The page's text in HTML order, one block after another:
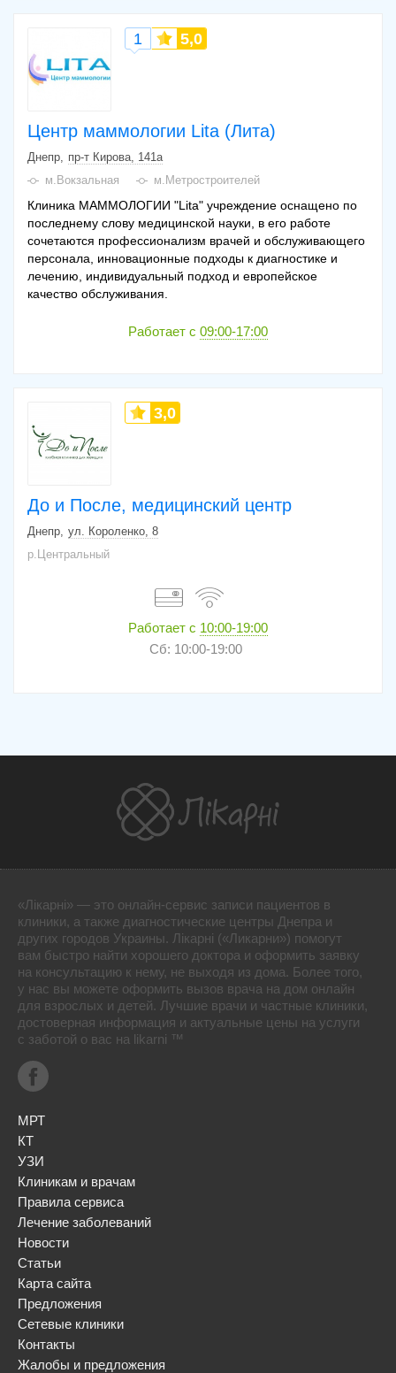
Центр маммологии Lita (Лита)
1 5,0
Днепр
пр-т Кирова, 141а
м.Вокзальная
м.Метростроителей
Клиника МАММОЛОГИИ "Lita" учреждение оснащено по
последнему слову медицинской науки, в его работе
сочетаются профессионализм врачей и обслуживающего
персонала, инновационные подходы к диагностике и
лечению, индивидуальный подход и европейское
качество обслуживания.
Работает с 09:00-17:00
До и После, медицинский центр
3,0
Днепр ул. Короленко, 8
р.Центральный
Работает с 10:00-19:00
Сб: 10:00-19:00
«Лікарні» — это онлайн-сервис записи пациентов в
клиники, а также диагностические центры Днепра и
других городов Украины. Лікарні («Ликарни») помогут
вам быстро найти хорошего доктора и оформить заявку
на консультацию к нему, не выходя из дома. Более того,
у нас вы можете оформить вызов врача на дом онлайн
для взрослых и детей. Лучшие врачи и частные клиники,
достоверная информация и актуальные цены на услуги
с заботой о вас на likarni ™
МРТ
КТ
УЗИ
Клиникам и врачам
Правила сервиса
Лечение заболеваний
Новости
Статьи
Карта сайта
Предложения
Сетевые клиники
Контакты
Жалобы и предложения